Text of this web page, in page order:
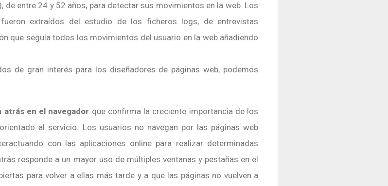
de entre 24 y 52 años, para detectar sus movimientos en la web. Los
extraídos del estudio de los ficheros logs, de entrevistas
que seguía todos los movimientos del usuario en la web añadiendo
de gran interés para los diseñadores de páginas web, podemos
atrás en el navegador que confirma la creciente importancia de los
al servicio. Los usuarios no navegan por las páginas web
con las aplicaciones online para realizar determinadas
responde a un mayor uso de múltiples ventanas y pestañas en el
para volver a ellas más tarde y a que las páginas no vuelven a